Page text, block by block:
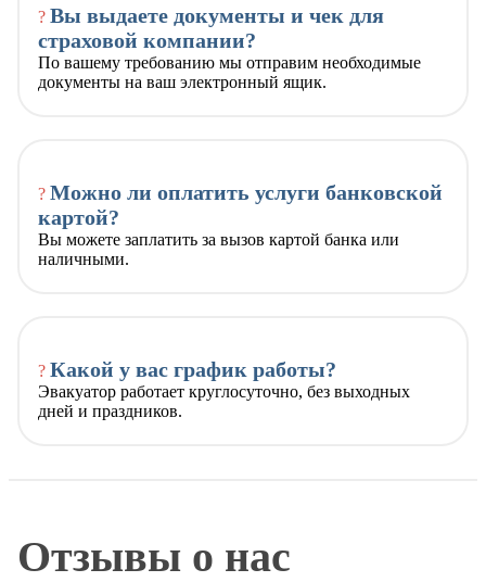
? Вы выдаете документы и чек для
страховой компании?
По вашему требованию мы отправим необходимые
документы на ваш электронный ящик.
? Можно ли оплатить услуги банковской
картой?
Вы можете заплатить за вызов картой банка или
наличными.
? Какой у вас график работы?
Эвакуатор работает круглосуточно, без выходных
дней и праздников.
Отзывы о нас